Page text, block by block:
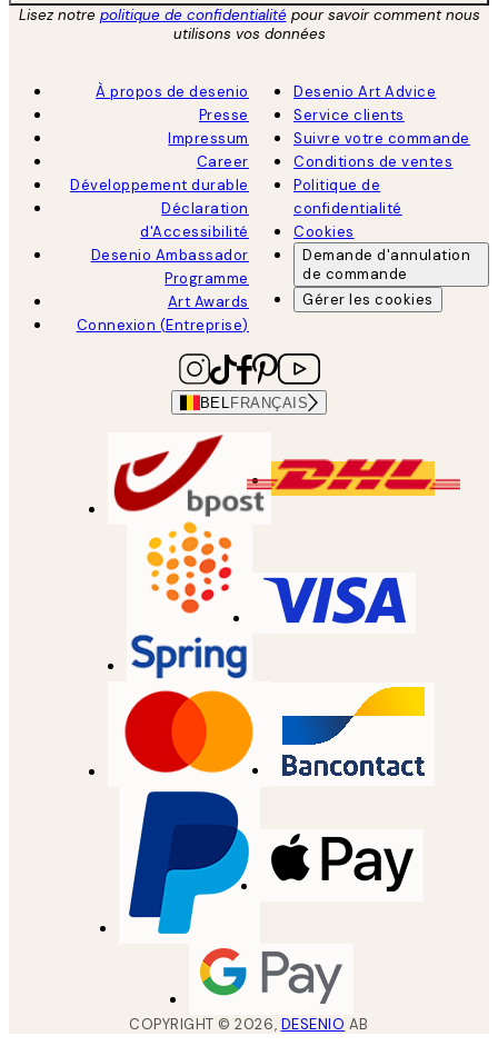
Lisez notre politique de confidentialitépour savoir comment nous
utilisons vos données
À propos de desenio
Presse
Impressum
Career
Développement durable
Déclaration
d'Accessibilité
Desenio Ambassador
Programme
Art Awards
Connexion (Entreprise)
Desenio Art Advice
Service clients
Suivre votre commande
Conditions de ventes
Politique de
confidentialité
Cookies
Demande d'annulation
de commande
Gérer les cookies
BEL FRANÇAIS
COPYRIGHT ©2026, DESENIO AB